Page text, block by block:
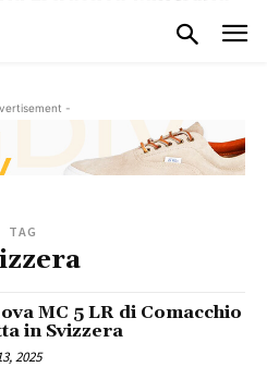
-
TAG
MC 5 LR di Comacchio
in Svizzera
2025